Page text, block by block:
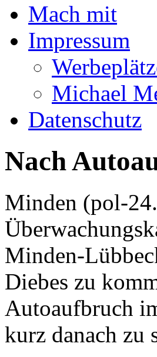
Mach mit
Impressum
Michael
Datenschutz
Nach
Minden (pol-
Minden-
Diebes zu
Autoaufbruch
kurz danach zu